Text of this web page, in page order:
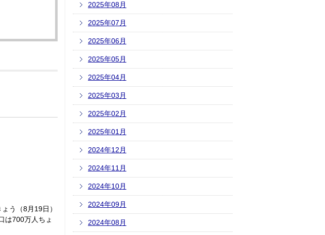
う（8月19日）
は700万人ちょ
2025年08月
2025年07月
2025年06月
2025年05月
2025年04月
2025年03月
2025年02月
2025年01月
2024年12月
2024年11月
2024年10月
2024年09月
2024年08月